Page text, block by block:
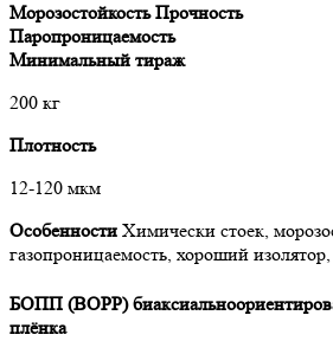
Морозостойкость Прочность
Паропроницаемость
Минимальный тираж
200 кг
Плотность
12-120 мкм
Особенности Химически стоек,
газопроницаемость, хороший
БОПП (BOPP)
плёнка